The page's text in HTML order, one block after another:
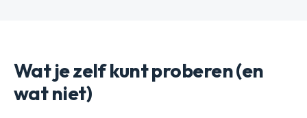
Wat je zelf kunt proberen (en
wat niet)